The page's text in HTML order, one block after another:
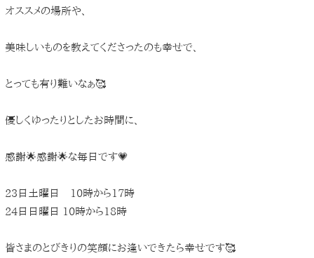
オススメの場所や、
美味しいものを教えてくださったのも幸せで、
とっても有り難いなぁ🥰
優しくゆったりとしたお時間に、
感謝🌟感謝🌟な毎日です💗
23日土曜日 10時から17時
24日日曜日 10時から18時
皆さまのとびきりの笑顔にお逢いできたら幸せです🥰